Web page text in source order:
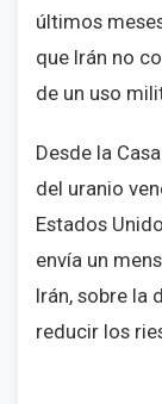
últimos
que Irán no
de un uso
Desde la
del uranio
Estados
envía un
Irán, sobre la
reducir los